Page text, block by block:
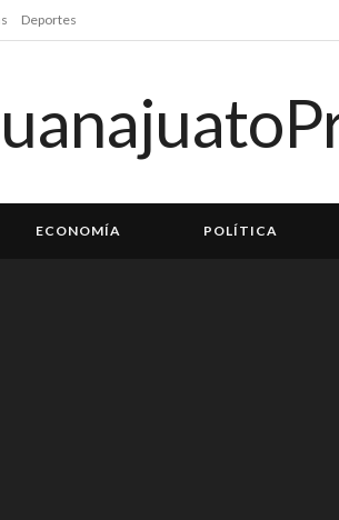
Deportes
ECONOMÍA POLÍTICA